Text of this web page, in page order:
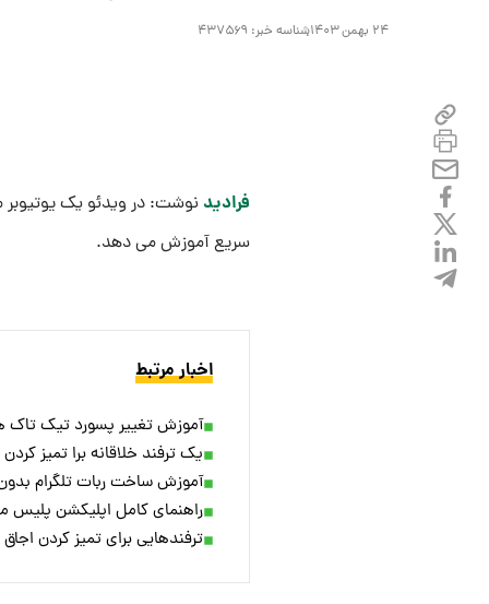
۲۴ بهمن ۱۴۰۳ شناسه خبر: ۴۳۷۵۶۹
فرادید نوشت: در ویدئو یک
سریع آموزش می دهد.
اخبار مرتبط
آموزش تغییر پسورد تیک تاک
یک ترفند خلاقانه برا تمیز
آموزش ساخت ربات تلگرام
راهنمای کامل اپلیکشن
ترفندهایی برای تمیز کردن